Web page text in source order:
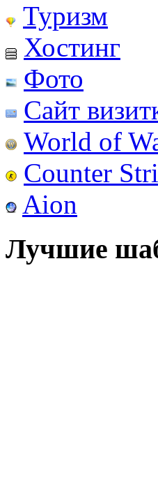
Туризм
Хостинг
Фото
Сайт
World of
Counter
Aion
Лучшие